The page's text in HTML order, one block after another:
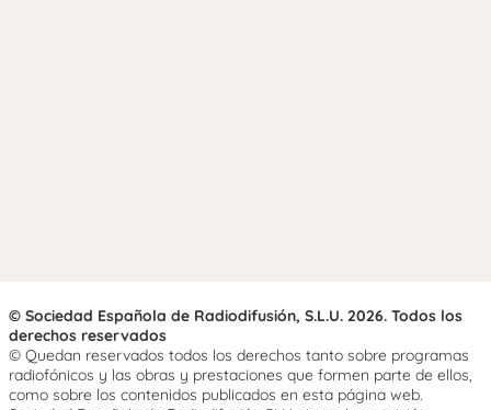
© Sociedad Española de Radiodifusión, S.L.U. 2026. Todos los
derechos reservados
© Quedan reservados todos los derechos tanto sobre programas
radiofónicos y las obras y prestaciones que formen parte de ellos,
como sobre los contenidos publicados en esta página web.